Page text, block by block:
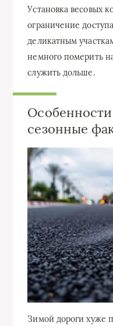
Установка весовых
ограничение
деликатным
немного померить
служить дольше.
сезонные
Зимой дороги хуже